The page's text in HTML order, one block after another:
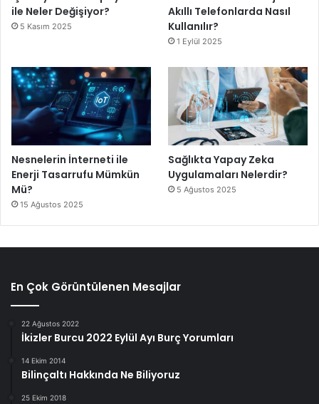
ile Neler Değişiyor?
5 Kasım 2025
Akıllı Telefonlarda Nasıl
Kullanılır?
1 Eylül 2025
Nesnelerin İnterneti ile
Enerji Tasarrufu Mümkün
Mü?
15 Ağustos 2025
Sağlıkta Yapay Zeka
Uygulamaları Nelerdir?
5 Ağustos 2025
En Çok Görüntülenen Mesajlar
22 Ağustos 2022
İkizler Burcu 2022 Eylül Ayı Burç Yorumları
14 Ekim 2014
Bilinçaltı Hakkında Ne Biliyoruz
25 Ekim 2018